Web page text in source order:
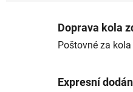
Doprava kola
Poštovné za
Expresní